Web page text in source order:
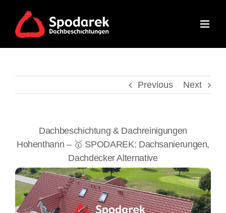
content
Previous Next
Dachbeschichtung & Dachreinigungen
Hohenthann – 🥇 SPODAREK: Dachsanierungen,
Dachdecker Alternative